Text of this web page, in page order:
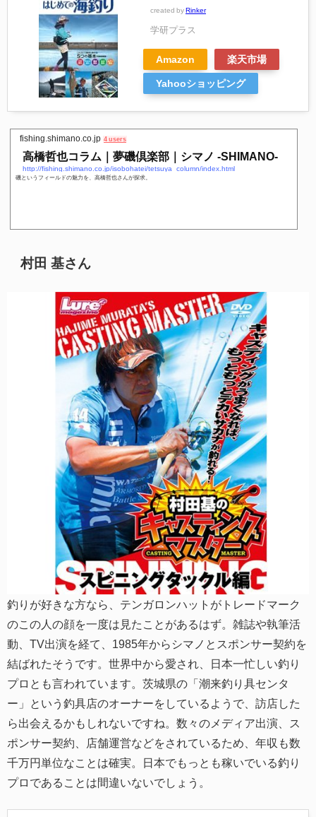
created by Rinker
学研プラス
Amazon 楽天市場
Yahooショッピング
fishing.shimano.co.jp 4 users
高橋哲也コラム｜夢磯倶楽部｜シマノ -SHIMANO-
http://fishing.shimano.co.jp/isobohatei/tetsuya_column/index.html
磯というフィールドの魅力を、高橋哲也さんが探求。
村田 基さん
釣りが好きな方なら、テンガロンハットがトレードマーク
のこの人の顔を一度は見たことがあるはず。雑誌や執筆活
動、TV出演を経て、1985年からシマノとスポンサー契約を
結ばれたそうです。世界中から愛され、日本一忙しい釣り
プロとも言われています。茨城県の「潮来釣り具センタ
ー」という釣具店のオーナーをしているようで、訪店した
ら出会えるかもしれないですね。数々のメディア出演、ス
ポンサー契約、店舗運営などをされているため、年収も数
千万円単位なことは確実。日本でもっとも稼いでいる釣り
プロであることは間違いないでしょう。